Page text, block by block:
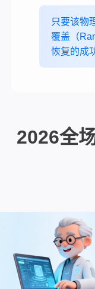
只要该物
覆盖（
恢复的成
2026全